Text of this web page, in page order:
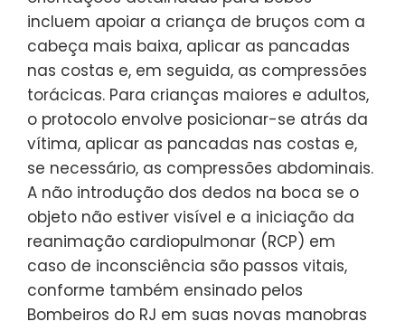
incluem apoiar a criança de bruços com a
cabeça mais baixa, aplicar as pancadas
nas costas e, em seguida, as compressões
torácicas. Para crianças maiores e adultos,
o protocolo envolve posicionar-se atrás da
vítima, aplicar as pancadas nas costas e,
se necessário, as compressões abdominais.
A não introdução dos dedos na boca se o
objeto não estiver visível e a iniciação da
reanimação cardiopulmonar (RCP) em
caso de inconsciência são passos vitais,
conforme também ensinado pelos
Bombeiros do RJ em suas novas manobras